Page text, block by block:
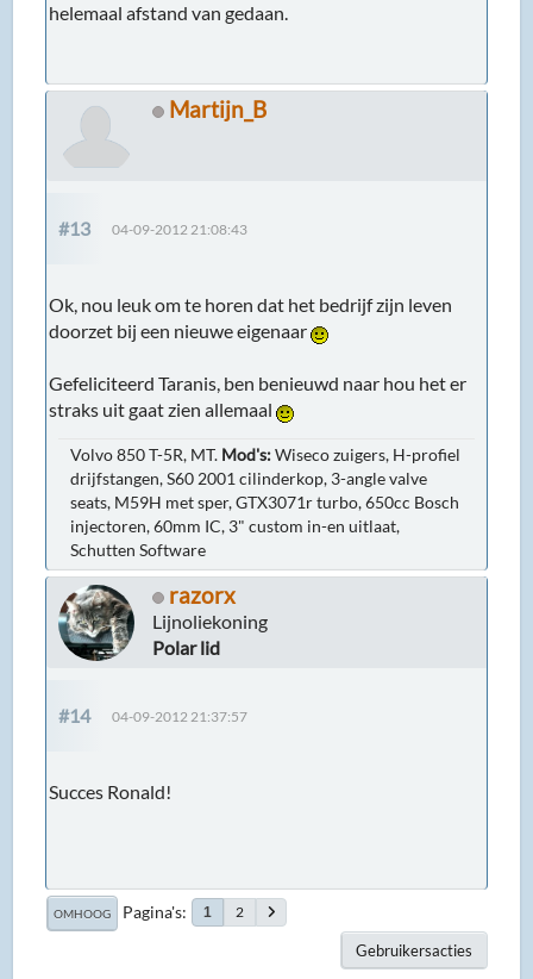
helemaal afstand van gedaan.
Martijn_B
#13 04-09-2012 21:08:43
Ok, nou leuk om te horen dat het bedrijf zijn leven
doorzet bij een nieuwe eigenaar
Gefeliciteerd Taranis, ben benieuwd naar hou het er
straks uit gaat zien allemaal
Volvo 850 T-5R, MT. Mod's:Wiseco zuigers, H-profiel
drijfstangen, S60 2001 cilinderkop, 3-angle valve
seats, M59H met sper, GTX3071r turbo, 650cc Bosch
injectoren, 60mm IC, 3" custom in-en uitlaat,
Schutten Software
razorx
Lijnoliekoning
Polar lid
#14 04-09-2012 21:37:57
Succes Ronald!
OMHOOG Pagina's 1 2
Gebruikersacties